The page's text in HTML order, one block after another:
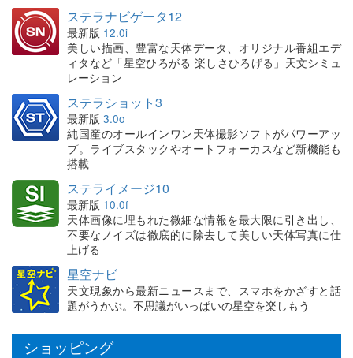
ステラナビゲータ12
最新版 12.0i
美しい描画、豊富な天体データ、オリジナル番組エデ
ィタなど「星空ひろがる 楽しさひろげる」天文シミュ
レーション
ステラショット3
最新版 3.0o
純国産のオールインワン天体撮影ソフトがパワーアッ
プ。ライブスタックやオートフォーカスなど新機能も
搭載
ステライメージ10
最新版 10.0f
天体画像に埋もれた微細な情報を最大限に引き出し、
不要なノイズは徹底的に除去して美しい天体写真に仕
上げる
星空ナビ
天文現象から最新ニュースまで、スマホをかざすと話
題がうかぶ。不思議がいっぱいの星空を楽しもう
ショッピング